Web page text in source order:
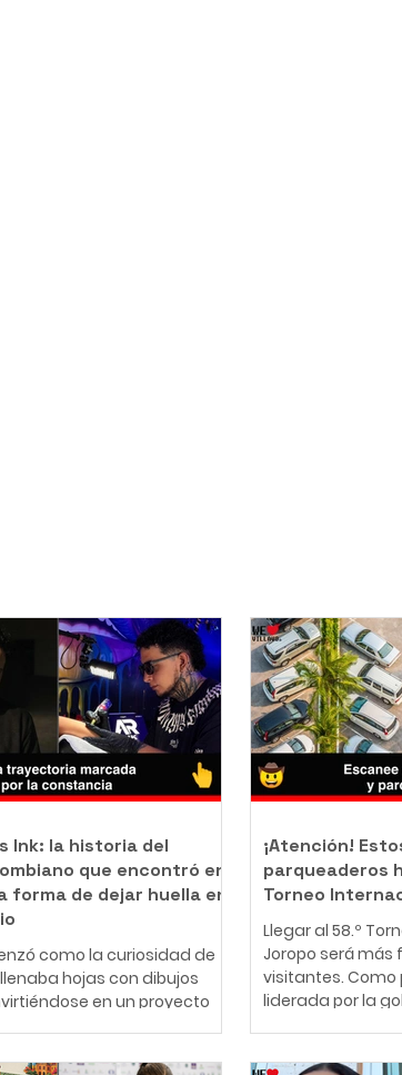
Ink: la historia del
que encontró en
forma de dejar huella en
como la curiosidad de
hojas con dibujos
en un proyecto
¡Atención!
parqueaderos
Torneo
Llegar al 58.º
Joropo será más
visitantes.
liderada por la
fiesta cultural del